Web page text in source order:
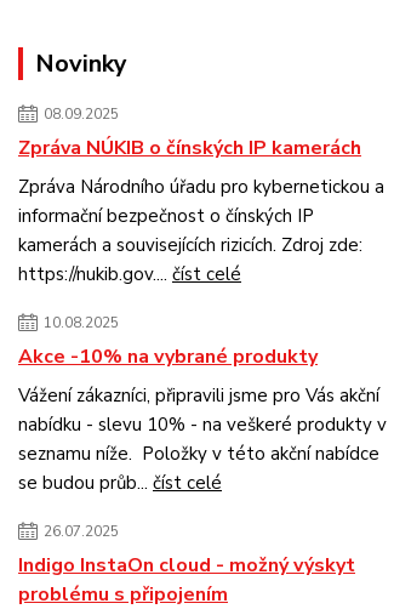
Novinky
08.09.2025
Zpráva NÚKIB o čínských IP kamerách
Zpráva Národního úřadu pro kybernetickou a
informační bezpečnost o čínských IP
kamerách a souvisejících rizicích. Zdroj zde:
https://nukib.gov.... číst celé
10.08.2025
Akce -10% na vybrané produkty
Vážení zákazníci, připravili jsme pro Vás akční
nabídku - slevu 10% - na veškeré produkty v
seznamu níže. Položky v této akční nabídce
se budou průb... číst celé
26.07.2025
Indigo InstaOn cloud - možný výskyt
problému s připojením